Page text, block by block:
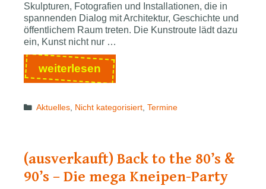
Skulpturen, Fotografien und Installationen, die in
spannenden Dialog mit Architektur, Geschichte und
öffentlichem Raum treten. Die Kunstroute lädt dazu
ein, Kunst nicht nur …
weiterlesen „fine
arts
2026
erleben
im
Stadtraum
Categories
Aktuelles, Nicht kategorisiert,Termine
(ausverkauft) Back to the 80’s &
90’s – Die mega Kneipen-Party